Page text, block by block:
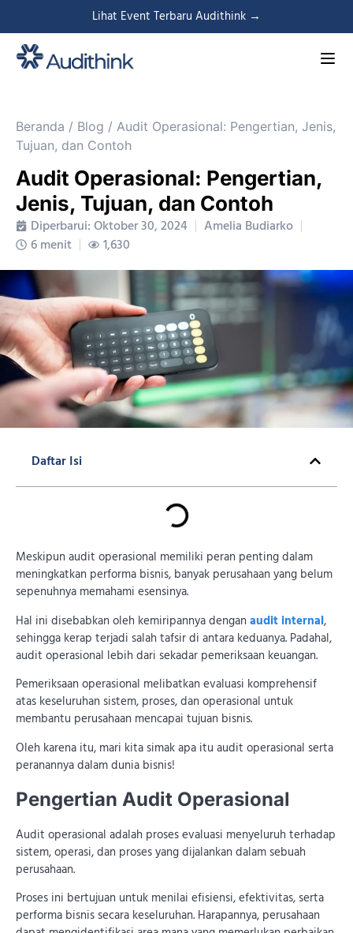
Lihat Event Terbaru Audithink →
Beranda / Blog / Audit Operasional: Pengertian, Jenis,
Tujuan, dan Contoh
Audit Operasional: Pengertian,
Jenis, Tujuan, dan Contoh
Diperbarui: Oktober 30, 2024
Amelia Budiarko
6 menit
1,630
Daftar Isi
Meskipun audit operasional memiliki peran penting dalam
meningkatkan performa bisnis, banyak perusahaan yang belum
sepenuhnya memahami esensinya.
Hal ini disebabkan oleh kemiripannya dengan audit internal,
sehingga kerap terjadi salah tafsir di antara keduanya. Padahal,
audit operasional lebih dari sekadar pemeriksaan keuangan.
Pemeriksaan operasional melibatkan evaluasi komprehensif
atas keseluruhan sistem, proses, dan operasional untuk
membantu perusahaan mencapai tujuan bisnis.
Oleh karena itu, mari kita simak apa itu audit operasional serta
peranannya dalam dunia bisnis!
Pengertian Audit Operasional
Audit operasional adalah proses evaluasi menyeluruh terhadap
sistem, operasi, dan proses yang dijalankan dalam sebuah
perusahaan.
Proses ini bertujuan untuk menilai efisiensi, efektivitas, serta
performa bisnis secara keseluruhan. Harapannya, perusahaan